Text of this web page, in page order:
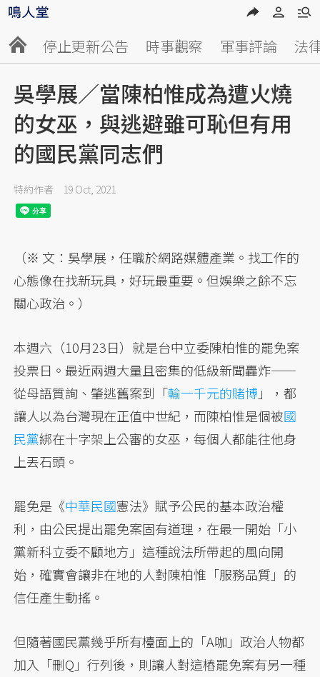
停止更新公告 時事觀察 軍事評論 法
吳學展／當陳柏惟成為遭火燒
的女巫，與逃避雖可恥但有用
的國民黨同志們
特約作者 19 Oct, 2021
（※ 文：吳學展，任職於網路媒體產業。找工作的
心態像在找新玩具，好玩最重要。但娛樂之餘不忘
關心政治。）
本週六（10月23日）就是台中立委陳柏惟的罷免案
投票日。最近兩週大量且密集的低級新聞轟炸——
從母語質詢、肇逃舊案到「輸一千元的賭博 」，都
讓人以為台灣現在正值中世紀，而陳柏惟是個被國
民黨綁在十字架上公審的女巫，每個人都能往他身
上丟石頭。
罷免是《中華民國憲法》賦予公民的基本政治權
利，由公民提出罷免案固有道理，在最一開始「小
黨新科立委不顧地方」這種說法所帶起的風向開
始，確實會讓非在地的人對陳柏惟「服務品質」的
信任產生動搖。
但隨著國民黨幾乎所有檯面上的「A咖」政治人物都
加入「刪Q」行列後，則讓人對這樁罷免案有另一種